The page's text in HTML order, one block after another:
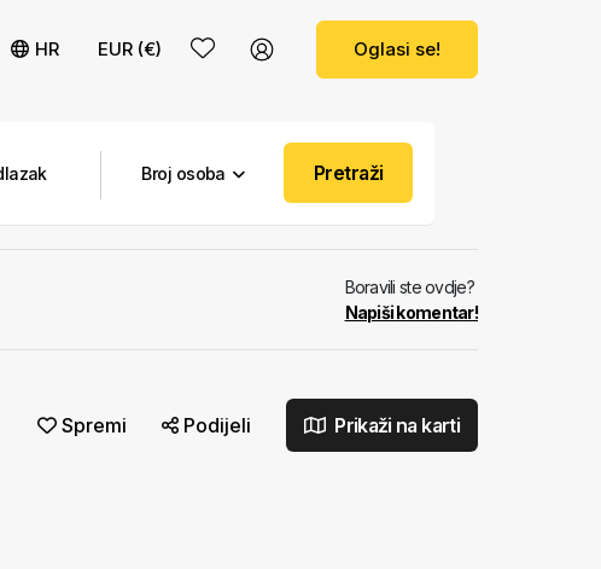
HR EUR (€) Oglasi se!
Broj osoba Pretraži
Boravili ste ovdje?
Napiši komentar!
Spremi Podijeli Prikaži na karti